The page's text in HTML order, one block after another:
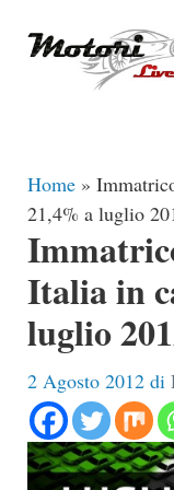
Home »
21,4% a luglio
Italia in
luglio
2 Agosto 2012 di